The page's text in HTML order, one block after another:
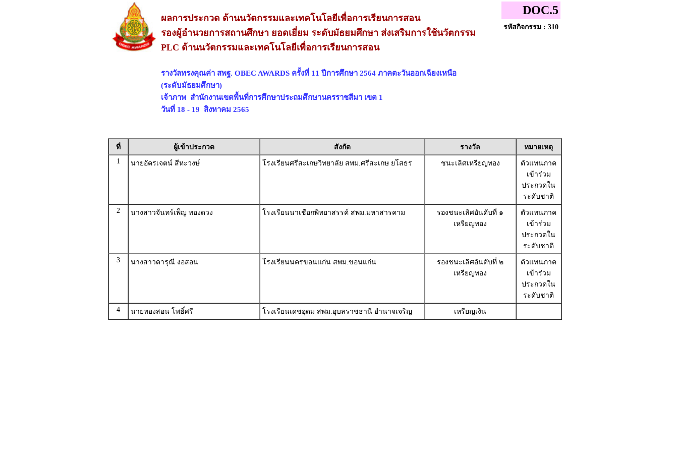
ผลการประกวด ด้านนวัตกรรมและเทคโนโลยีเพื่อการเรียนการสอน
รองผู้อำนวยการสถานศึกษา ยอดเยี่ยม ระดับมัธยมศึกษา ส่งเสริมการใช้นวัตกรรม
PLC ด้านนวัตกรรมและเทคโนโลยีเพื่อการเรียนการสอน
รางวัลทรงคุณค่า สพฐ. OBEC AWARDS ครั้งที่ 11 ปีการศึกษา 2564 ภาคตะวันออกเฉียงเหนือ
(ระดับมัธยมศึกษา)
เจ้าภาพ สำนักงานเขตพื้นที่การศึกษาประถมศึกษานครราชสีมา เขต 1
วันที่ 18 - 19 สิงหาคม 2565
DOC.5
รหัสกิจกรรม : 310
ที่ ผู้เข้าประกวด สังกัด รางวัล
หมายเหตุ
1
นายอัครเจตน์ สีหะวงษ์ โรงเรียนศรีสะเกษวิทยาลัย สพม.ศรีสะเกษ ยโสธร ชนะเลิศเหรียญทอง
ตัวแทนภาค
เข้าร่วม
ประกวดใน
ระดับชาติ
2
นางสาวจันทร์เพ็ญ ทองดวง โรงเรียนนาเชือกพิทยาสรรค์ สพม.มหาสารคาม
รองชนะเลิศอันดับที่ ๑
เหรียญทอง
ตัวแทนภาค
เข้าร่วม
ประกวดใน
ระดับชาติ
3
นางสาวดารุณี งอสอน โรงเรียนนครขอนแก่น สพม.ขอนแก่น
รองชนะเลิศอันดับที่ ๒
เหรียญทอง
ตัวแทนภาค
เข้าร่วม
ประกวดใน
ระดับชาติ
4
นายทองสอน โพธิ์ศรี โรงเรียนเดชอุดม สพม.อุบลราชธานี อำนาจเจริญ เหรียญเงิน